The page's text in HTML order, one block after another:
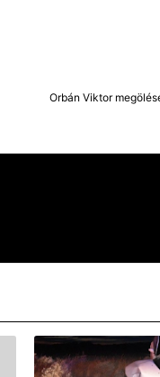
Orbán Viktor